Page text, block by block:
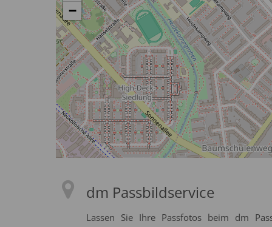
−
dm Passbildservice
Lassen Sie Ihre Passfotos beim dm